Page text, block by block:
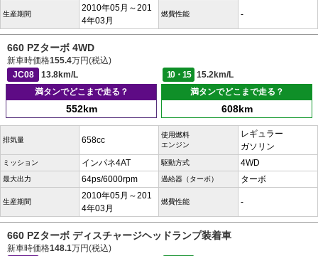
生産期間
2010年05月～201
4年03月
燃費性能 -
660 PZターボ 4WD
新車時価格155.4万円(税込)
JC08
13.8km/L 10・15
15.2km/L
満タンでどこまで走る？
552km
満タンでどこまで走る？
608km
排気量 658cc
使用燃料
エンジン
レギュラー
ガソリン
ミッション インパネ4AT 駆動方式 4WD
最大出力 64ps/6000rpm 過給器（ターボ） ターボ
生産期間
2010年05月～201
4年03月
燃費性能 -
660 PZターボ ディスチャージヘッドランプ装着車
新車時価格148.1万円(税込)